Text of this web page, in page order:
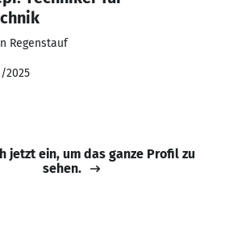
Regenstauf
2025
jetzt ein, um das ganze Profil zu
sehen.